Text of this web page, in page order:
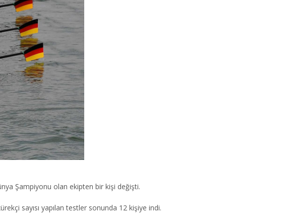
Şampiyonu olan ekipten bir kişi değişti.
sayısı yapılan testler sonunda 12 kişiye indi.